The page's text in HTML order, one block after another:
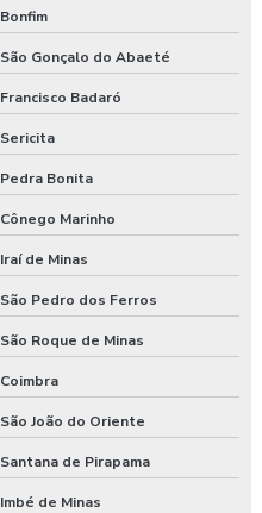
Bonfim
São Gonçalo do Abaeté
Francisco Badaró
Sericita
Pedra Bonita
Cônego Marinho
Iraí de Minas
São Pedro dos Ferros
São Roque de Minas
Coimbra
São João do Oriente
Santana de Pirapama
Imbé de Minas